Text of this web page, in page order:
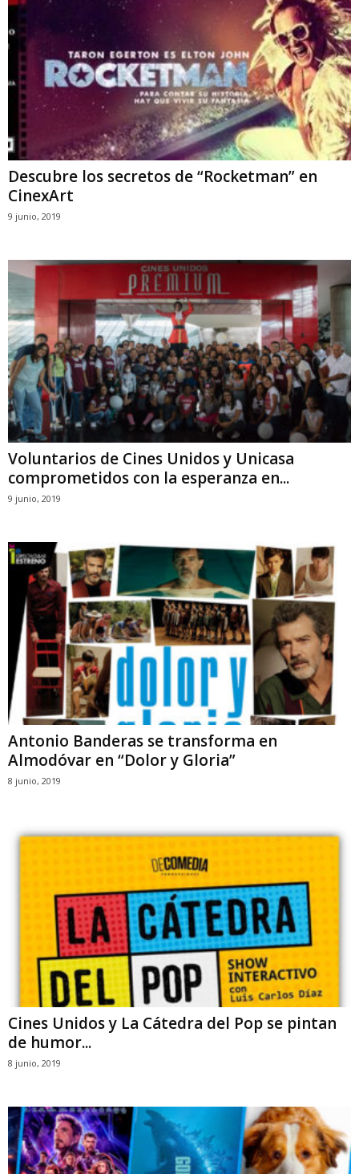
Descubre los secretos de “Rocketman” en
CinexArt
9 junio, 2019
Voluntarios de Cines Unidos y Unicasa
comprometidos con la esperanza en...
9 junio, 2019
Antonio Banderas se transforma en
Almodóvar en “Dolor y Gloria”
8 junio, 2019
Cines Unidos y La Cátedra del Pop se pintan
de humor...
8 junio, 2019